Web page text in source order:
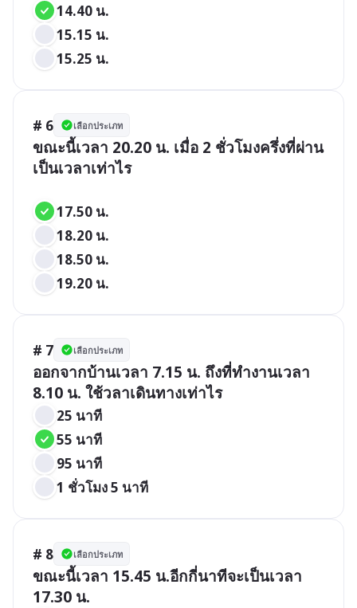
14.40 น.
15.15 น.
15.25 น.
# 6 เลือกประเภท
ขณะนี้เวลา 20.20 น. เมื่อ 2 ชั่วโมงครึ่งที่ผ่าน
เป็นเวลาเท่าไร
17.50 น.
18.20 น.
18.50 น.
19.20 น.
# 7 เลือกประเภท
ออกจากบ้านเวลา 7.15 น. ถึงที่ทำงานเวลา
8.10 น. ใช้วลาเดินทางเท่าไร
25 นาที
55 นาที
95 นาที
1 ชั่วโมง 5 นาที
# 8 เลือกประเภท
ขณะนี้เวลา 15.45 น.อีกกี่นาทีจะเป็นเวลา
17.30 น.